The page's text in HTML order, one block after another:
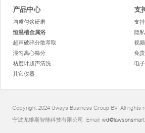
产品中心
均质匀浆研磨
恒温槽金属浴
超声破碎分散萃取
混匀离心筛分
粘度计超声清洗
其它仪器
支
支持
隐私
视频
免
电
Copyright 2024 Uways Business Group BV. All rights
宁波尤维斯智能科技有限公司. Email: